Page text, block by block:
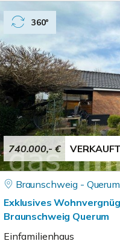
740.000,- € VERKAUFT
360°
Braunschweig - Querum
Exklusives
Braunschweig Querum
Einfamilienhaus